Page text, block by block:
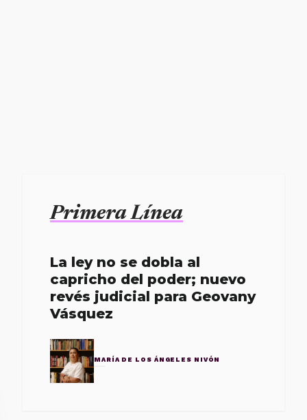
Primera Línea
La ley no se dobla al
capricho del poder; nuevo
revés judicial para Geovany
Vásquez
MARÍA DE LOS ÁNGELES NIVÓN